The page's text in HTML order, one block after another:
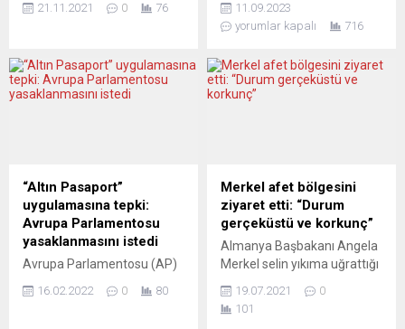
Cumhurbaşkanı Emmanuel
için ülke genelinde sokağa
çıkarken, başkent Paris’teki
toplanan binlerce sarı yelekli
eylemci, Victor et Helene
Basch Meydanı’na yürüdü.
Polis yürüyüş sırasında
birçok kez kordon
oluşturarak eylemcilerin...
21.11.2021 0 76
kurulan Cumhuriyet Halk
Partisi (CHP), 100. yaşını
etkinliklerle kutluyor. CHP’nin
Almanya’daki yurtdışı
Başkanı Funda Yurt
Avrupa’da da kutlamaların
gururunu yaşadıklarını...
11.09.2023
yorumlar kapalı
716
“Altın Pasaport”
uygulamasına tepki:
Avrupa Parlamentosu
yasaklanmasını istedi
Avrupa Parlamentosu (AP)
Birliği (AB) ülkelerinin
16.02.2022 0 80
Merkel afet bölgesini
ziyaret etti: “Durum
gerçeküstü ve korkunç”
Almanya Başbakanı Angela
Merkel selin yıkıma uğrattığı
ziyaret etti. Merkel burada
yaptığı konuşmada,
19.07.2021
0
101